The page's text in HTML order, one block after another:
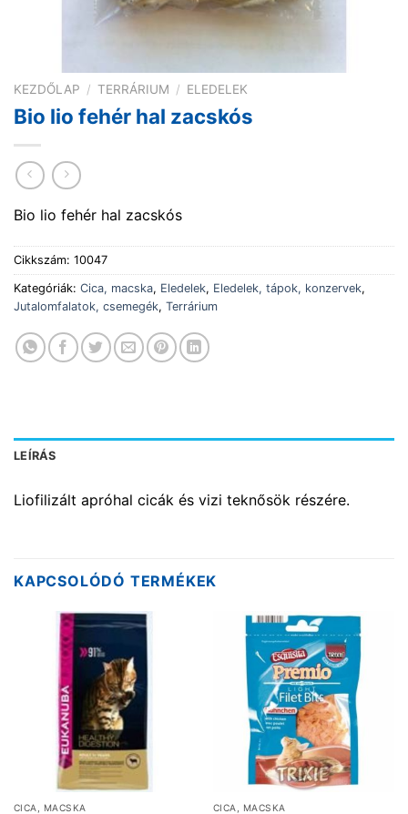
KEZDŐLAP / TERRÁRIUM / ELEDELEK
Bio lio fehér hal zacskós
Bio lio fehér hal zacskós
Cikkszám: 10047
Kategóriák: Cica, macska, Eledelek, Eledelek, tápok, konzervek,
Jutalomfalatok, csemegék, Terrárium
LEÍRÁS
Liofilizált apróhal cicák és vizi teknősök részére.
KAPCSOLÓDÓ TERMÉKEK
CICA, MACSKA CICA, MACSKA